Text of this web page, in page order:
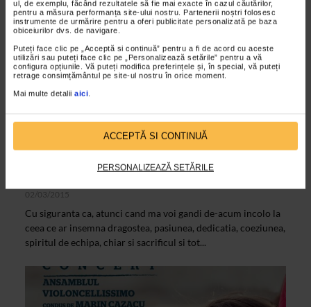
ul, de exemplu, făcând rezultatele să fie mai exacte în cazul căutărilor,
pentru a măsura performanța site-ului nostru. Partenerii noștri folosesc
instrumente de urmărire pentru a oferi publicitate personalizată pe baza
obiceiurilor dvs. de navigare.
Puteți face clic pe „Acceptă si continuă” pentru a fi de acord cu aceste
utilizări sau puteți face clic pe „Personalizează setările” pentru a vă
configura opțiunile. Vă puteți modifica preferințele și, în special, vă puteți
retrage consimțământul pe site-ul nostru în orice moment.
Mai multe detalii aici.
ACCEPTĂ SI CONTINUĂ
PERSONALIZEAZĂ SETĂRILE
VIDEO
Marin Cazacu si Hope Concert 2015
02/03/2015
Cu siguranta ca, atunci cand ma voi gandi de-acum incolo la
ceea ce ar insemna dragostea, pasiunea, dedicatia, coeziunea,
spiritul de echipa, chiar si sacrificul si tot...